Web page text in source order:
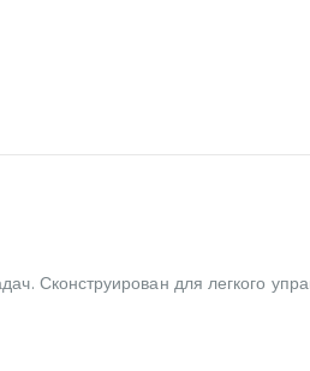
Сконструирован для легкого